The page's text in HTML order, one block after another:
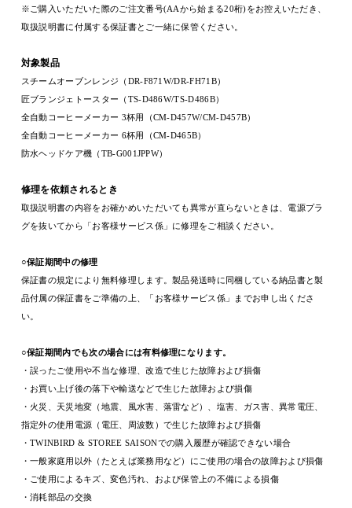
※ ご購入いただいた際のご注文番号(AAから始まる20桁)をお控えいただき、
取扱説明書に付属する保証書とご一緒に保管ください。
対象製品
スチームオーブンレンジ（DR-F871W/DR-FH71B）
匠ブランジェトースター（TS-D486W/TS-D486B）
全自動コーヒーメーカー 3杯用（CM-D457W/CM-D457B）
全自動コーヒーメーカー 6杯用（CM-D465B）
防水ヘッドケア機（TB-G001JPPW）
修理を依頼されるとき
取扱説明書の内容をお確かめいただいても異常が直らないときは、電源プラ
グを抜いてから「お客様サービス係」に修理をご相談ください。
○保証期間中の修理
保証書の規定により無料修理します。製品発送時に同梱している納品書と製
品付属の保証書をご準備の上、「お客様サービス係」までお申し出くださ
い。
○保証期間内でも次の場合には有料修理になります。
・誤ったご使用や不当な修理、改造で生じた故障および損傷
・お買い上げ後の落下や輸送などで生じた故障および損傷
・火災、天災地変（地震、風水害、落雷など）、塩害、ガス害、異常電圧、
指定外の使用電源（電圧、周波数）で生じた故障および損傷
・TWINBIRD & STOREE SAISONでの購入履歴が確認できない場合
・一般家庭用以外（たとえば業務用など）にご使用の場合の故障および損傷
・ご使用によるキズ、変色汚れ、および保管上の不備による損傷
・消耗部品の交換